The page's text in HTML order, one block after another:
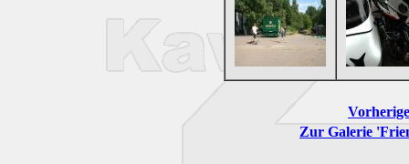
Zur Galerie